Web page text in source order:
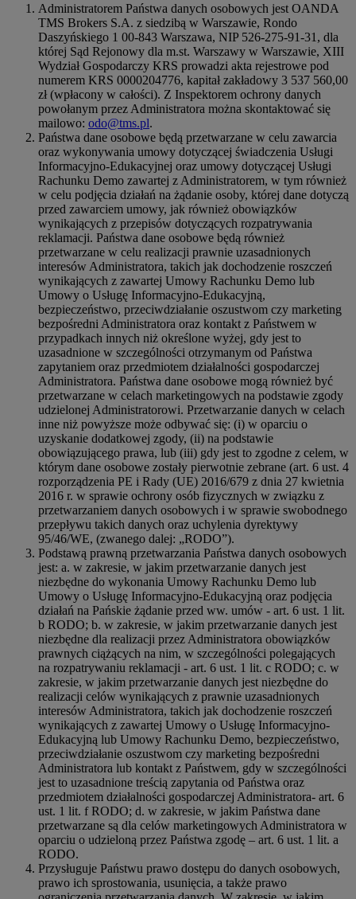
Administratorem Państwa danych osobowych jest OANDA
TMS Brokers S.A. z siedzibą w Warszawie, Rondo
Daszyńskiego 1 00-843 Warszawa, NIP 526-275-91-31, dla
której Sąd Rejonowy dla m.st. Warszawy w Warszawie, XIII
Wydział Gospodarczy KRS prowadzi akta rejestrowe pod
numerem KRS 0000204776, kapitał zakładowy 3 537 560,00
zł (wpłacony w całości). Z Inspektorem ochrony danych
powołanym przez Administratora można skontaktować się
mailowo: odo@tms.pl.
Państwa dane osobowe będą przetwarzane w celu zawarcia
oraz wykonywania umowy dotyczącej świadczenia Usługi
Informacyjno-Edukacyjnej oraz umowy dotyczącej Usługi
Rachunku Demo zawartej z Administratorem, w tym również
w celu podjęcia działań na żądanie osoby, której dane dotyczą
przed zawarciem umowy, jak również obowiązków
wynikających z przepisów dotyczących rozpatrywania
reklamacji. Państwa dane osobowe będą również
przetwarzane w celu realizacji prawnie uzasadnionych
interesów Administratora, takich jak dochodzenie roszczeń
wynikających z zawartej Umowy Rachunku Demo lub
Umowy o Usługę Informacyjno-Edukacyjną,
bezpieczeństwo, przeciwdziałanie oszustwom czy marketing
bezpośredni Administratora oraz kontakt z Państwem w
przypadkach innych niż określone wyżej, gdy jest to
uzasadnione w szczególności otrzymanym od Państwa
zapytaniem oraz przedmiotem działalności gospodarczej
Administratora. Państwa dane osobowe mogą również być
przetwarzane w celach marketingowych na podstawie zgody
udzielonej Administratorowi. Przetwarzanie danych w celach
inne niż powyższe może odbywać się: (i) w oparciu o
uzyskanie dodatkowej zgody, (ii) na podstawie
obowiązującego prawa, lub (iii) gdy jest to zgodne z celem, w
którym dane osobowe zostały pierwotnie zebrane (art. 6 ust. 4
rozporządzenia PE i Rady (UE) 2016/679 z dnia 27 kwietnia
2016 r. w sprawie ochrony osób fizycznych w związku z
przetwarzaniem danych osobowych i w sprawie swobodnego
przepływu takich danych oraz uchylenia dyrektywy
95/46/WE, (zwanego dalej: „RODO”).
Podstawą prawną przetwarzania Państwa danych osobowych
jest: a. w zakresie, w jakim przetwarzanie danych jest
niezbędne do wykonania Umowy Rachunku Demo lub
Umowy o Usługę Informacyjno-Edukacyjną oraz podjęcia
działań na Pańskie żądanie przed ww. umów - art. 6 ust. 1 lit.
b RODO; b. w zakresie, w jakim przetwarzanie danych jest
niezbędne dla realizacji przez Administratora obowiązków
prawnych ciążących na nim, w szczególności polegających
na rozpatrywaniu reklamacji - art. 6 ust. 1 lit. c RODO; c. w
zakresie, w jakim przetwarzanie danych jest niezbędne do
realizacji celów wynikających z prawnie uzasadnionych
interesów Administratora, takich jak dochodzenie roszczeń
wynikających z zawartej Umowy o Usługę Informacyjno-
Edukacyjną lub Umowy Rachunku Demo, bezpieczeństwo,
przeciwdziałanie oszustwom czy marketing bezpośredni
Administratora lub kontakt z Państwem, gdy w szczególności
jest to uzasadnione treścią zapytania od Państwa oraz
przedmiotem działalności gospodarczej Administratora- art. 6
ust. 1 lit. f RODO; d. w zakresie, w jakim Państwa dane
przetwarzane są dla celów marketingowych Administratora w
oparciu o udzieloną przez Państwa zgodę – art. 6 ust. 1 lit. a
RODO.
Przysługuje Państwu prawo dostępu do danych osobowych,
prawo ich sprostowania, usunięcia, a także prawo